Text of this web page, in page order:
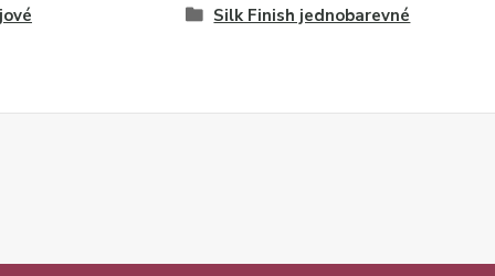
Silk Finish jednobarevné